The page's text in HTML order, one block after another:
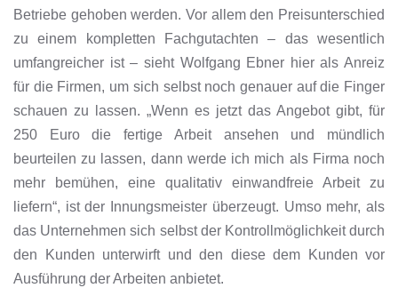
Betriebe gehoben werden. Vor allem den Preisunterschied
zu einem kompletten Fachgutachten – das wesentlich
umfangreicher ist – sieht Wolfgang Ebner hier als Anreiz
für die Firmen, um sich selbst noch genauer auf die Finger
schauen zu lassen. „Wenn es jetzt das Angebot gibt, für
250 Euro die fertige Arbeit ansehen und mündlich
beurteilen zu lassen, dann werde ich mich als Firma noch
mehr bemühen, eine qualitativ einwandfreie Arbeit zu
liefern“, ist der Innungsmeister überzeugt. Umso mehr, als
das Unternehmen sich selbst der Kontrollmöglichkeit durch
den Kunden unterwirft und den diese dem Kunden vor
Ausführung der Arbeiten anbietet.